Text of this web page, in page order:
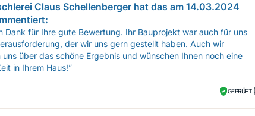
Claus Schellenberger hat das am 14.03.2024
Dank für Ihre gute Bewertung. Ihr Bauprojekt war auch für uns
der wir uns gern gestellt haben. Auch wir
uns über das schöne Ergebnis und wünschen Ihnen noch eine
in Ihrem Haus!”
GEPRÜFT